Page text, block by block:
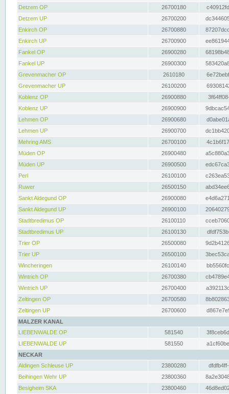
Detzem OP
26700180
Detzem UP
26700200
Enkirch OP
26700880
Enkirch UP
26700900
Fankel OP
26900280
Fankel UP
26900300
Grevenmacher OP
2610180
Grevenmacher UP
26100200
Koblenz OP
26900880
Koblenz UP
26900900
Lehmen OP
26900680
Lehmen UP
26900700
Mehring AMS
26700100
Müden OP
26900480
Müden UP
26900500
Perl
26100100
Ruwer
26500150
Sankt Aldegund OP
26900080
Sankt Aldegund UP
26900100
Stadtbredimus OP
26100110
Stadtbredimus UP
26100130
Trier OP
26500080
Trier UP
26500100
Wincheringen
26100140
Wintrich OP
26700380
Wintrich UP
26700400
Zeltingen OP
26700580
Zeltingen UP
26700600
MALZER KANAL
LIEBENWALDE OP
581540
LIEBENWALDE UP
581550
NECKAR
Aldingen Schleuse UP
23800280
Beihingen Wehr UP
23800360
Besigheim SKA
23800460